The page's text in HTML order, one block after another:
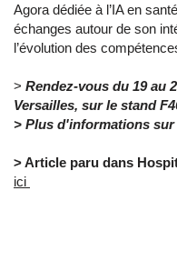
Agora dédiée à l’IA en
échanges autour de son
l’évolution des
> Rendez-vous du 19 au
Versailles, sur le stand
> Plus d'informations sur
> Article paru dans
ici